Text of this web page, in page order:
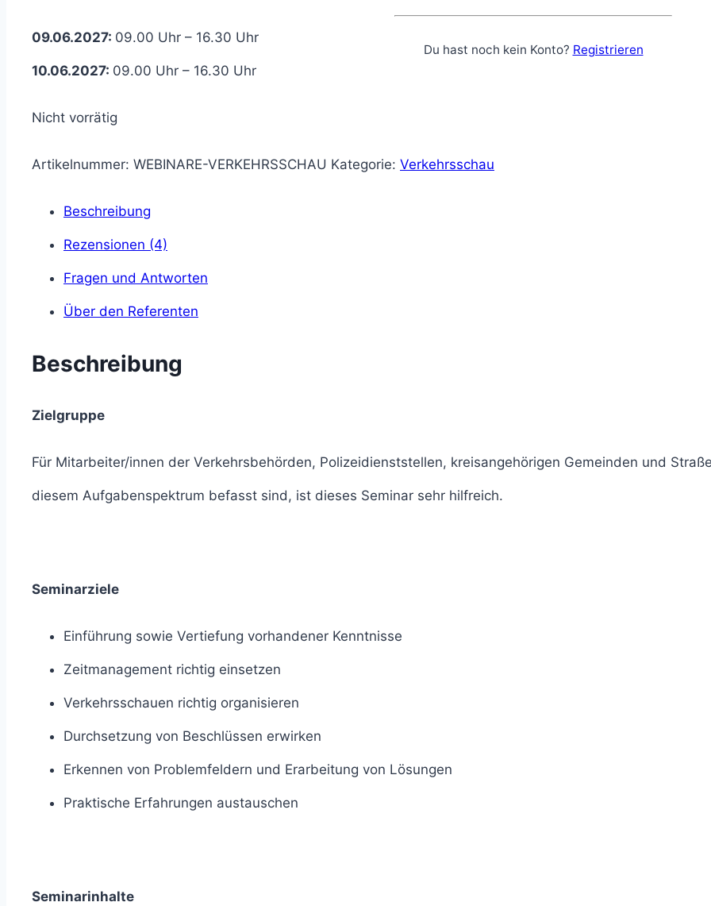
09.06.2027: 09.00 Uhr – 16.30 Uhr
10.06.2027: 09.00 Uhr – 16.30 Uhr
Nicht vorrätig
Artikelnummer: WEBINARE-VERKEHRSSCHAU Kategorie: Verkehrsschau
Beschreibung
Rezensionen (4)
Fragen und Antworten
Über den Referenten
Beschreibung
Zielgruppe
Für Mitarbeiter/innen der Verkehrsbehörden, Polizeidienststellen, kreisangehörigen Gemeinden und
diesem Aufgabenspektrum befasst sind, ist dieses Seminar sehr hilfreich.
Seminarziele
Einführung sowie Vertiefung vorhandener Kenntnisse
Zeitmanagement richtig einsetzen
Verkehrsschauen richtig organisieren
Durchsetzung von Beschlüssen erwirken
Erkennen von Problemfeldern und Erarbeitung von Lösungen
Praktische Erfahrungen austauschen
Seminarinhalte
Du hast noch kein Konto? Registrieren